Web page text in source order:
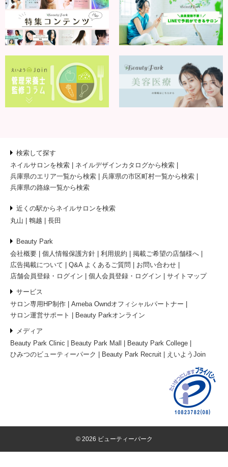
検索して探す
ネイルサロンを検索
ネイルデザインカタログから検索
兵庫県のエリア一覧から検索
兵庫県の市区町村一覧から検索
兵庫県の路線一覧から検索
近くの駅からネイルサロンを検索
丸山
鵯越 長田
Beauty Park
会社概要
個人情報保護方針 利用規約
掲載ご希望の店舗様へ
広告掲載について
Q&A よくあるご質問
お問い合わせ
店舗会員登録・ログイン
個人会員登録・ログイン サイトマップ
サービス
サロン専用HP制作
Ameba Owndオフィシャルパートナー
サロン運営サポート
Beauty Parkオンライン
メディア
Beauty Park Clinic
Beauty Park Mall
Beauty Park College
ひみつのビューティーパーク
Beauty Park Recruit えいようJoin
© 2026 ビューティーパーク